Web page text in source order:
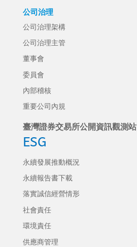
公司治理
公司治理架構
公司治理主管
董事會
委員會
內部稽核
重要公司內規
臺灣證券交易所公開資訊觀測站
ESG
永續發展推動概況
永續報告書下載
落實誠信經營情形
社會責任
環境責任
供應商管理